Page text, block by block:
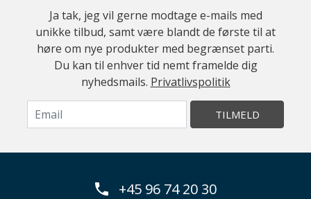
Ja tak, jeg vil gerne modtage e-mails med
unikke tilbud, samt være blandt de første til at
høre om nye produkter med begrænset parti.
Du kan til enhver tid nemt framelde dig
nyhedsmails. Privatlivspolitik
TILMELD
+45 96 74 20 30